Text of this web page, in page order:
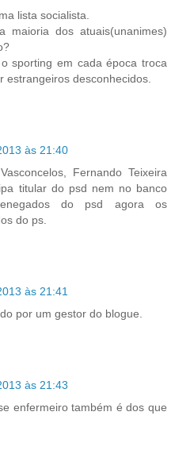
lista socialista.
maioria dos atuais(unanimes)
sporting em cada época troca
estrangeiros desconhecidos.
às 21:40
Fernando Teixeira
titular do psd nem no banco
do psd agora os
do ps.
às 21:41
por um gestor do blogue.
às 21:43
enfermeiro também é dos que